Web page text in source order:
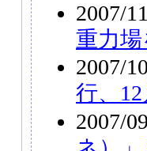
2007/
重力場
2007/
行、
2007/